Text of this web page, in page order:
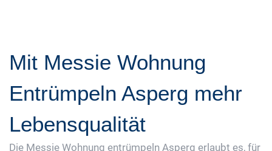
Mit Messie Wohnung
Entrümpeln Asperg mehr
Lebensqualität
Die Messie Wohnung entrümpeln Asperg erlaubt es, für